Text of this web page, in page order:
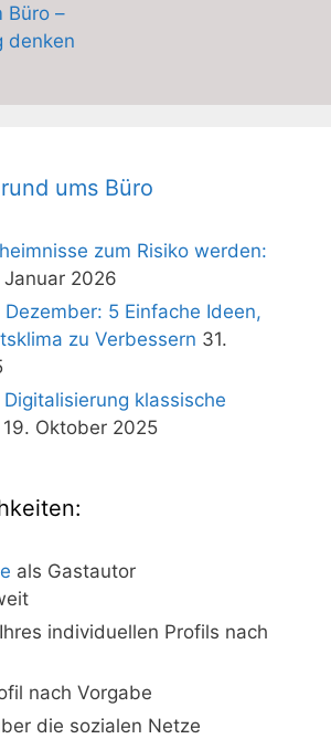
Büro –
denken
ums Büro
zum Risiko werden:
Januar 2026
5 Einfache Ideen,
zu Verbessern 31.
klassische
19. Oktober 2025
als Gastautor
individuellen Profils nach
nach Vorgabe
die sozialen Netze